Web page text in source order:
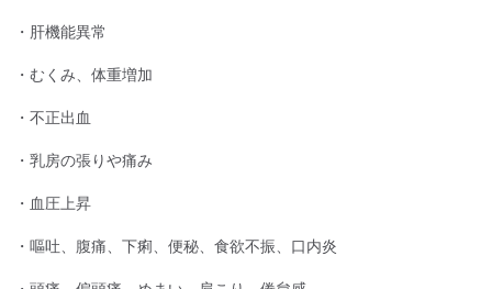
・肝機能異常
・むくみ、体重増加
・不正出血
・乳房の張りや痛み
・血圧上昇
・嘔吐、腹痛、下痢、便秘、食欲不振、口内炎